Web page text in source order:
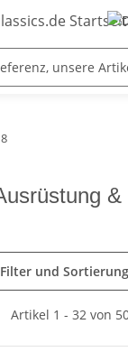
Filter und Sortierung
Artikel 1 - 32 von